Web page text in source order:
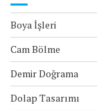
Boya İşleri
Cam Bölme
Demir Doğrama
Dolap Tasarımı